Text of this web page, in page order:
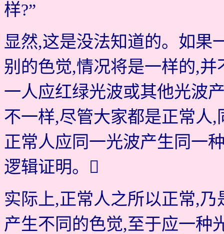
样?”
显然,这是没法知道的。如果
别的色觉,情况将是一样的,
一人应红绿光波或其他光波
不一样,尽管大家都是正常人
正常人应同一光波产生同一
逻辑证明。
实际上,正常人之所以正常,
产生不同的色觉,至于应一种